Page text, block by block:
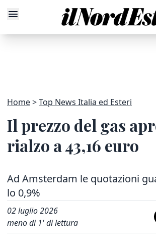
Home Top News Italia ed Esteri
Il prezzo del gas
rialzo a 43,16 euro
Ad Amsterdam le quotazioni
lo 0,9%
02 luglio 2026
meno di 1' di lettura